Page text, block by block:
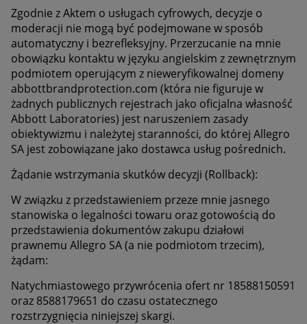
Zgodnie z Aktem o usługach cyfrowych, decyzje o
moderacji nie mogą być podejmowane w sposób
automatyczny i bezrefleksyjny. Przerzucanie na mnie
obowiązku kontaktu w języku angielskim z zewnętrznym
podmiotem operującym z nieweryfikowalnej domeny
abbottbrandprotection.com (która nie figuruje w
żadnych publicznych rejestrach jako oficjalna własność
Abbott Laboratories) jest naruszeniem zasady
obiektywizmu i należytej staranności, do której Allegro
SA jest zobowiązane jako dostawca usług pośrednich.
Żądanie wstrzymania skutków decyzji (Rollback):
W związku z przedstawieniem przeze mnie jasnego
stanowiska o legalności towaru oraz gotowością do
przedstawienia dokumentów zakupu działowi
prawnemu Allegro SA (a nie podmiotom trzecim),
żądam:
Natychmiastowego przywrócenia ofert nr 18588150591
oraz 8588179651 do czasu ostatecznego
rozstrzygnięcia niniejszej skargi.